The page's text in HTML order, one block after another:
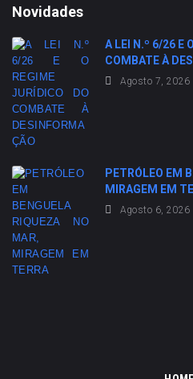
Novidades
A LEI N.º 6/26 E
COMBATE À
Agosto 7, 2026
PETRÓLEO EM
MIRAGEM EM
Agosto 6, 2026